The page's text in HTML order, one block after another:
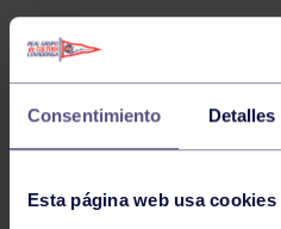
Consentimiento Detalles
Esta página web usa cookies
LA PLANTILLA